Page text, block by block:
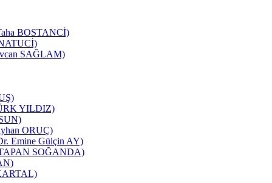
BOSTANCİ)
SAĞLAM)
YILDIZ)
ORUÇ)
Emine Gülçin AY)
TAPAN SOĞANDA)